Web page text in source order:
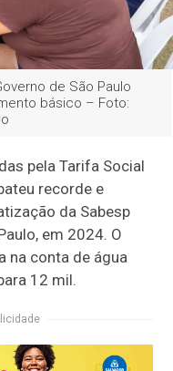
de São Paulo
básico – Foto:
pela Tarifa Social
recorde e
da Sabesp
em 2024. O
na conta de água
12 mil.